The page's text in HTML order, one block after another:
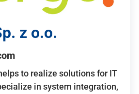
z o.o.
to realize solutions for IT
in system integration,